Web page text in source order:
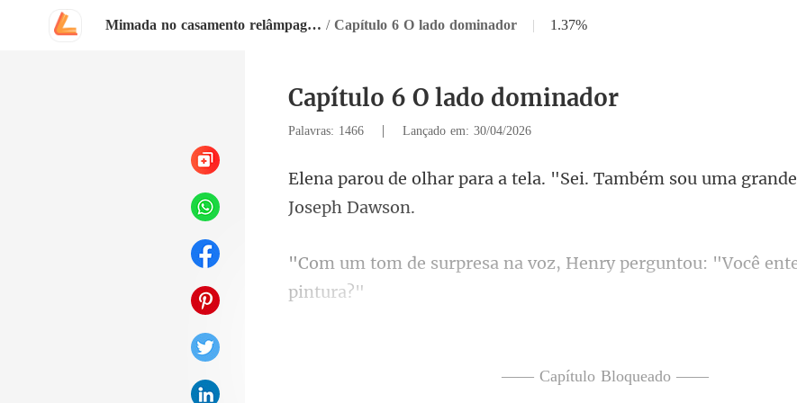
Mimada no casamento relâmpago com o magnata / Capítulo 6 O lado dominador | 1.37%
Capítulo 6 O lado dominador
Palavras: 1466 | Lançado em: 30/04/2026
a. "Sei. Também sou uma grande
a voz, Henry perguntou: "
—— Capítulo Bloqueado ——